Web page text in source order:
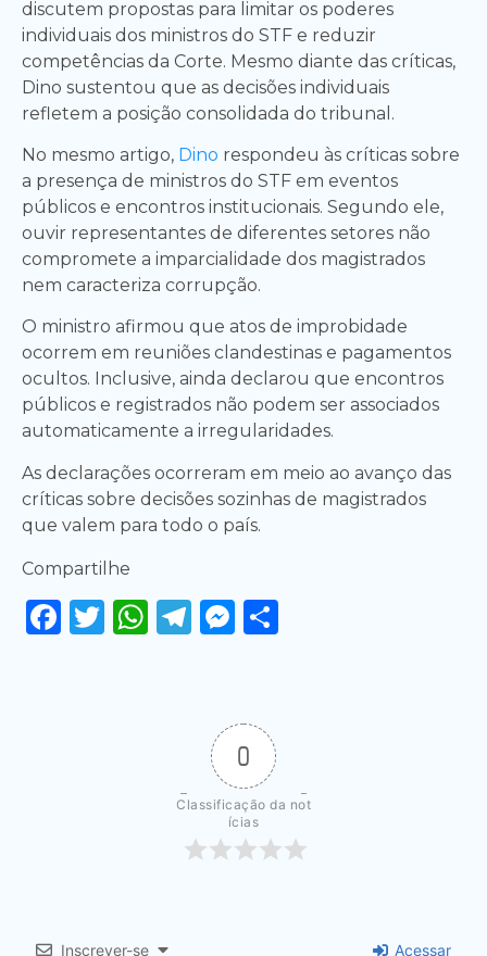
discutem propostas para limitar os poderes
individuais dos ministros do STF e reduzir
competências da Corte. Mesmo diante das críticas,
Dino sustentou que as decisões individuais
refletem a posição consolidada do tribunal.
No mesmo artigo, Dino respondeu às críticas sobre
a presença de ministros do STF em eventos
públicos e encontros institucionais. Segundo ele,
ouvir representantes de diferentes setores não
compromete a imparcialidade dos magistrados
nem caracteriza corrupção.
O ministro afirmou que atos de improbidade
ocorrem em reuniões clandestinas e pagamentos
ocultos. Inclusive, ainda declarou que encontros
públicos e registrados não podem ser associados
automaticamente a irregularidades.
As declarações ocorreram em meio ao avanço das
críticas sobre decisões sozinhas de magistrados
que valem para todo o país.
Compartilhe
Facebook
Twitter
WhatsApp
Telegram
Messenger
0
Classificação da not
ícias
Inscrever-se Acessar